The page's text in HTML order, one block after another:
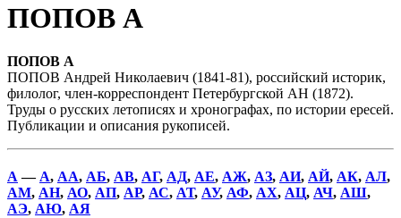
ПОПОВ А
ПОПОВ А
ПОПОВ Андрей Николаевич (1841-81), российский историк,
филолог, член-корреспондент Петербургской АН (1872).
Труды о русских летописях и хронографах, по истории ересей.
Публикации и описания рукописей.
А — А, АА, АБ, АВ, АГ, АД, АЕ, АЖ, АЗ, АИ, АЙ, АК, АЛ,
АМ, АН, АО, АП, АР, АС, АТ, АУ, АФ, АХ, АЦ, АЧ, АШ,
АЭ, АЮ, АЯ